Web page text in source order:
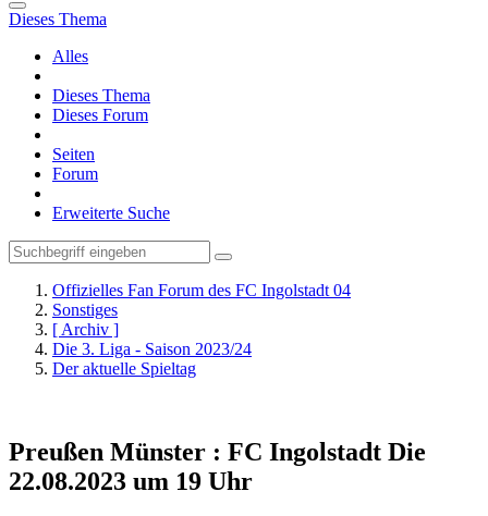
Dieses Thema
Alles
Dieses Thema
Dieses Forum
Seiten
Forum
Erweiterte Suche
Offizielles Fan Forum des FC Ingolstadt 04
Sonstiges
[ Archiv ]
Die 3. Liga - Saison 2023/24
Der aktuelle Spieltag
Preußen Münster : FC Ingolstadt Die
22.08.2023 um 19 Uhr